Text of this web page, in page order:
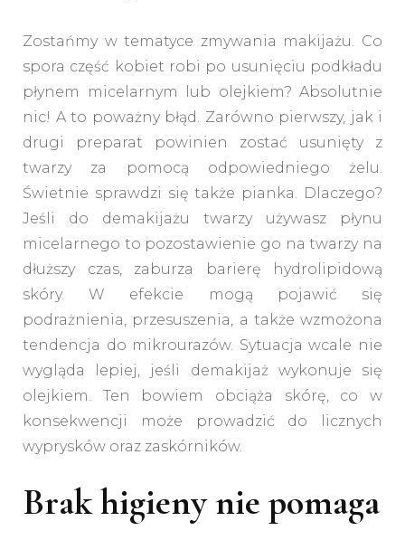
Zostańmy w tematyce zmywania makijażu. Co
spora część kobiet robi po usunięciu podkładu
płynem micelarnym lub olejkiem? Absolutnie
nic! A to poważny błąd. Zarówno pierwszy, jak i
drugi preparat powinien zostać usunięty z
twarzy za pomocą odpowiedniego żelu.
Świetnie sprawdzi się także pianka. Dlaczego?
Jeśli do demakijażu twarzy używasz płynu
micelarnego to pozostawienie go na twarzy na
dłuższy czas, zaburza barierę hydrolipidową
skóry. W efekcie mogą pojawić się
podrażnienia, przesuszenia, a także wzmożona
tendencja do mikrourazów. Sytuacja wcale nie
wygląda lepiej, jeśli demakijaż wykonuje się
olejkiem. Ten bowiem obciąża skórę, co w
konsekwencji może prowadzić do licznych
wyprysków oraz zaskórników.
Brak higieny nie pomaga